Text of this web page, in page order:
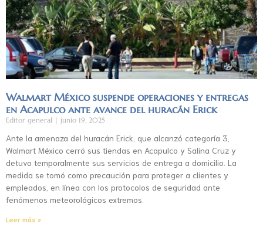
Walmart México suspende operaciones y entregas
en Acapulco ante avance del huracán Erick
Editor general junio 19, 2025
Ante la amenaza del huracán Erick, que alcanzó categoría 3,
Walmart México cerró sus tiendas en Acapulco y Salina Cruz y
detuvo temporalmente sus servicios de entrega a domicilio. La
medida se tomó como precaución para proteger a clientes y
empleados, en línea con los protocolos de seguridad ante
fenómenos meteorológicos extremos.
Leer más »